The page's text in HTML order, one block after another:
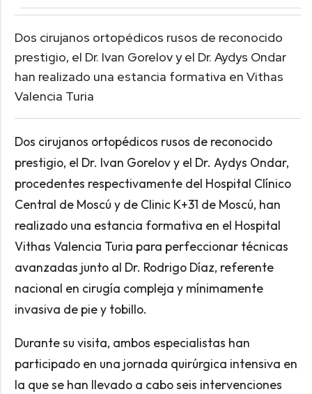
Dos cirujanos ortopédicos rusos de reconocido
prestigio, el Dr. Ivan Gorelov y el Dr. Aydys Ondar
han realizado una estancia formativa en Vithas
Valencia Turia
Dos cirujanos ortopédicos rusos de reconocido
prestigio, el Dr. Ivan Gorelov y el Dr. Aydys Ondar,
procedentes respectivamente del Hospital Clínico
Central de Moscú y de Clinic K+31 de Moscú, han
realizado una estancia formativa en el Hospital
Vithas Valencia Turia para perfeccionar técnicas
avanzadas junto al Dr. Rodrigo Díaz, referente
nacional en cirugía compleja y mínimamente
invasiva de pie y tobillo.
Durante su visita, ambos especialistas han
participado en una jornada quirúrgica intensiva en
la que se han llevado a cabo seis intervenciones